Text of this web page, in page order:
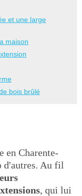
et une large
maison
bois brûlé
en Charente-
d'autres. Au fil
, qui lui